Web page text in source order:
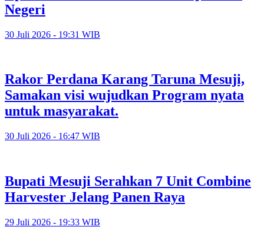
Negeri
30 Juli 2026 - 19:31 WIB
Rakor Perdana Karang Taruna Mesuji,
Samakan visi wujudkan Program nyata
untuk masyarakat.
30 Juli 2026 - 16:47 WIB
Bupati Mesuji Serahkan 7 Unit Combine
Harvester Jelang Panen Raya
29 Juli 2026 - 19:33 WIB